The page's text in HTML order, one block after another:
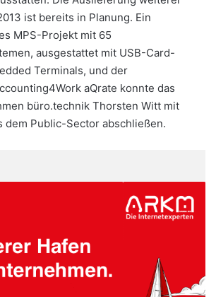
ist bereits in Planung. Ein
MPS-Projekt mit 65
ausgestattet mit USB-Card-
Terminals, und der
aQrate konnte das
büro.technik Thorsten Witt mit
dem Public-Sector abschließen.